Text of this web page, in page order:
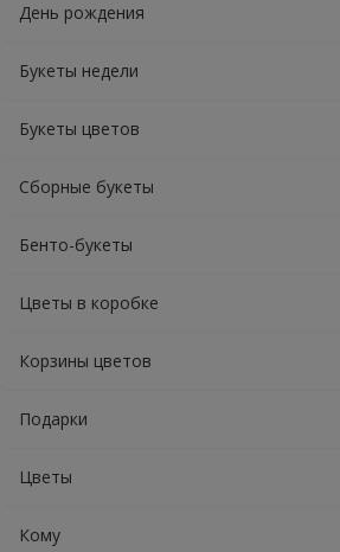
День рождения
Букеты недели
Букеты цветов
Сборные букеты
Бенто-букеты
Цветы в коробке
Корзины цветов
Подарки
Цветы
Кому